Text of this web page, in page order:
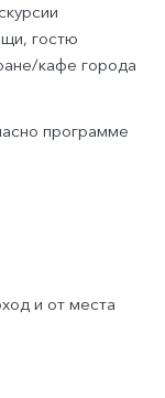
гостю
кафе города
программе
и от места